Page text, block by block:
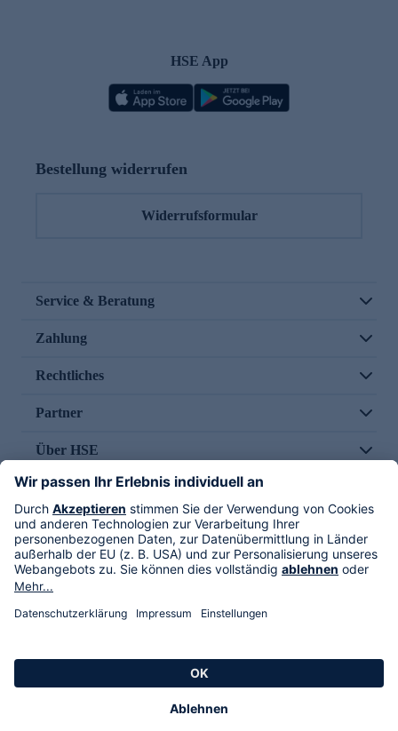
HSE App
Bestellung widerrufen
Widerrufsformular
Service & Beratung
Zahlung
Rechtliches
Partner
Über HSE
Im TV
HSE International